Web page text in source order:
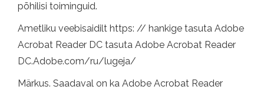
põhilisi toiminguid.
Ametliku veebisaidilt https: // hankige tasuta Adobe
Acrobat Reader DC tasuta Adobe Acrobat Reader
DC.Adobe.com/ru/lugeja/
Märkus. Saadaval on ka Adobe Acrobat Reader